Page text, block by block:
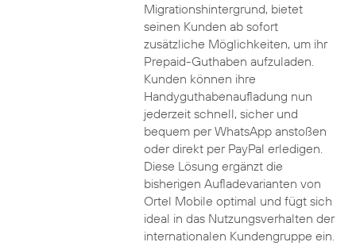
Migrationshintergrund, bietet
seinen Kunden ab sofort
zusätzliche Möglichkeiten, um ihr
Prepaid-Guthaben aufzuladen.
Kunden können ihre
Handyguthabenaufladung nun
jederzeit schnell, sicher und
bequem per WhatsApp anstoßen
oder direkt per PayPal erledigen.
Diese Lösung ergänzt die
bisherigen Aufladevarianten von
Ortel Mobile optimal und fügt sich
ideal in das Nutzungsverhalten der
internationalen Kundengruppe ein.